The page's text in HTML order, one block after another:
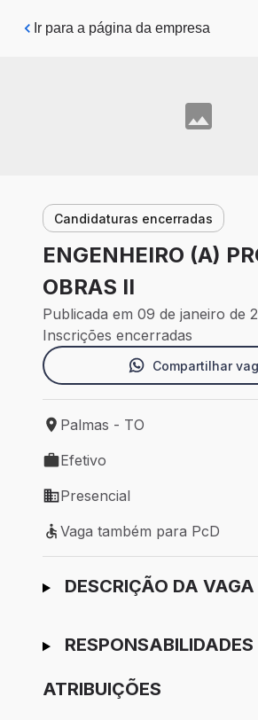
Pular para o conteúdo principal
Ir para a página da empresa
Candidaturas encerradas
ENGENHEIRO (A)
OBRAS II
Publicada em 09 de janeiro de
Inscrições encerradas
Compartilhar
Local de trabalho: Palmas - TO
Palmas - TO
Tipo de vaga: Efetivo
Efetivo
Modelo de trabalho: Presencial
Presencial
Vaga também para PcD
Vaga também para PcD
Ir para candidatura
DESCRIÇÃO DA VAGA
RESPONSABILIDADES
ATRIBUIÇÕES